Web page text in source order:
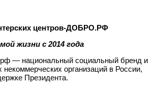
центров-ДОБРО.РФ
жизни с 2014 года
— национальный социальный бренд и
организаций в России,
Президента.